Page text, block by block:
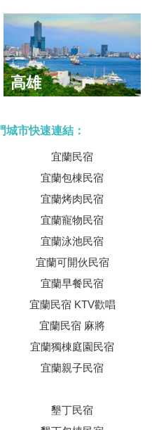
高雄
城市快速連結：
宜蘭民宿
宜蘭包棟民宿
宜蘭烤肉民宿
宜蘭寵物民宿
宜蘭泳池民宿
宜蘭可開伙民宿
宜蘭早餐民宿
宜蘭民宿 KTV歡唱
宜蘭民宿 麻將
宜蘭獨棟庭園民宿
宜蘭親子民宿
墾丁民宿